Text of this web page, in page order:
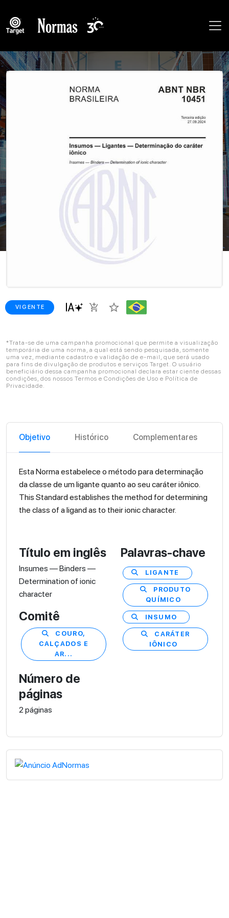
VIGENTE add_shopping_cart star_border
*Trata-se de uma campanha promocional que permite a visualização
temporária de uma norma, a qual está sendo pesquisada, somente
uma vez, mediante cadastro e validação de e-mail, que será usado
para fins de divulgação de produtos e serviços Target. O usuário
beneficiário dessa campanha promocional declara estar ciente dessas
condições, dos nossos Termos e Condições de Uso e Política de
Privacidade.
Objetivo Histórico Complementares
Esta Norma estabelece o método para determinação
da classe de um ligante quanto ao seu caráter iônico.
This Standard establishes the method for determining
the class of a ligand as to their ionic character.
Título em inglês
Insumes — Binders —
Determination of ionic
character
Comitê
COURO,
CALÇADOS E
AR...
Número de
páginas
2 páginas
Palavras-chave
LIGANTE
PRODUTO
QUÍMICO
INSUMO
CARÁTER
IÔNICO